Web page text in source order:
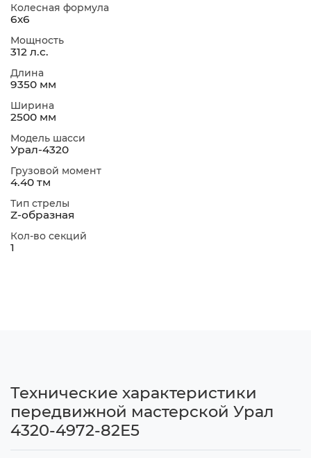
Колесная формула
6х6
Мощность
312 л.с.
Длина
9350 мм
Ширина
2500 мм
Модель шасси
Урал-4320
Грузовой момент
4.40 тм
Тип стрелы
Z-образная
Кол-во секций
1
Технические характеристики
передвижной мастерской Урал
4320-4972-82Е5